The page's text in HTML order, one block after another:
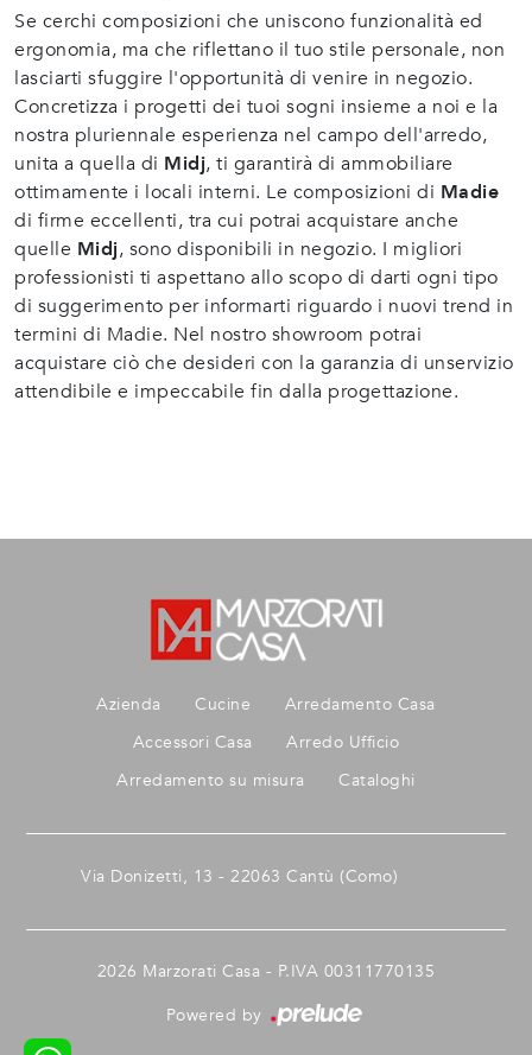
Se cerchi composizioni che uniscono funzionalità ed
ergonomia, ma che riflettano il tuo stile personale, non
lasciarti sfuggire l'opportunità di venire in negozio.
Concretizza i progetti dei tuoi sogni insieme a noi e la
nostra pluriennale esperienza nel campo dell'arredo,
unita a quella di Midj, ti garantirà di ammobiliare
ottimamente i locali interni. Le composizioni di Madie
di firme eccellenti, tra cui potrai acquistare anche
quelle Midj, sono disponibili in negozio. I migliori
professionisti ti aspettano allo scopo di darti ogni tipo
di suggerimento per informarti riguardo i nuovi trend in
termini di Madie. Nel nostro showroom potrai
acquistare ciò che desideri con la garanzia di unservizio
attendibile e impeccabile fin dalla progettazione.
Azienda Cucine
Arredamento Casa
Accessori Casa
Arredo Ufficio
Arredamento su misura
Cataloghi
Via Donizetti, 13 - 22063 Cantù (Como)
2026 Marzorati Casa - P.IVA 00311770135
Powered by